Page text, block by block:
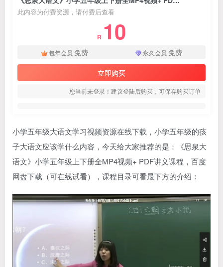
此内容为付费资源，请付费后查看
R 10
包年会员 免费 永久会员 免费
立即购买
您当前未登录！建议登陆后购买，可保存购买订单
小学五年级大语文学习视频资源在线下载，小学五年级的孩
子大语文应该学什么内容，今天给大家推荐的是：《思泉大
语文》小学五年级上下册全MP4视频+ PDF讲义课程，百度
网盘下载（可在线试看），课程目录可看最下方的介绍：